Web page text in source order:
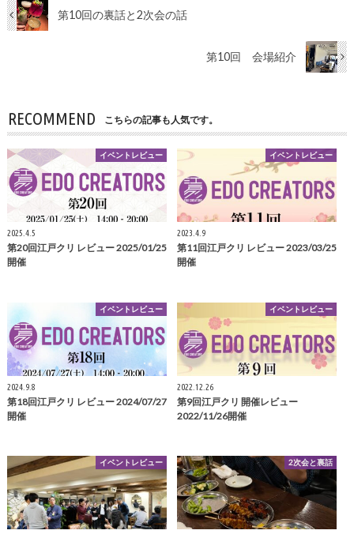
第10回の裏話と2次会の話
第10回 会場紹介
RECOMMEND こちらの記事も人気です。
イベントレビュー
2025.4.5
第20回江戸クリ レビュー 2025/01/25
開催
イベントレビュー
2023.4.9
第11回江戸クリ レビュー 2023/03/25
開催
イベントレビュー
2024.9.8
第18回江戸クリ レビュー 2024/07/27
開催
イベントレビュー
2022.12.26
第9回江戸クリ 開催レビュー
2022/11/26開催
イベントレビュー 2次会と裏話